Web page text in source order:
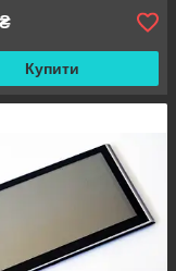
₴
Купити